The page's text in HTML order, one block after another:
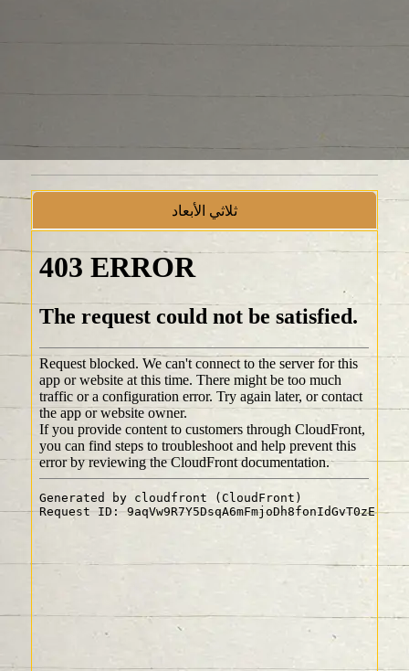
ثلاثي الأبعاد